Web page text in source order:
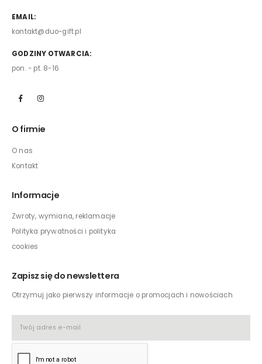
EMAIL:
kontakt@duo-gift.pl
GODZINY OTWARCIA:
pon. - pt. 8-16
O firmie
O nas
Kontakt
Informacje
Zwroty, wymiana, reklamacje
Polityka prywatności i polityka
cookies
Zapisz się do newslettera
Otrzymuj jako pierwszy informacje o promocjach i nowościach